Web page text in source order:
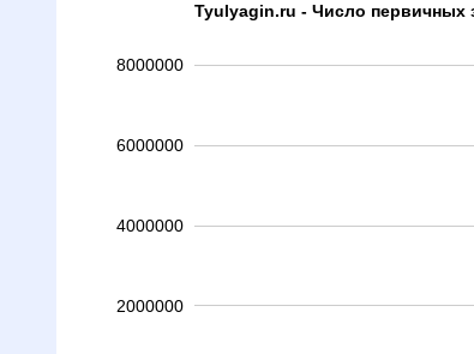
Tyulyagin.ru - Число первичных
2000000
4000000
6000000
8000000